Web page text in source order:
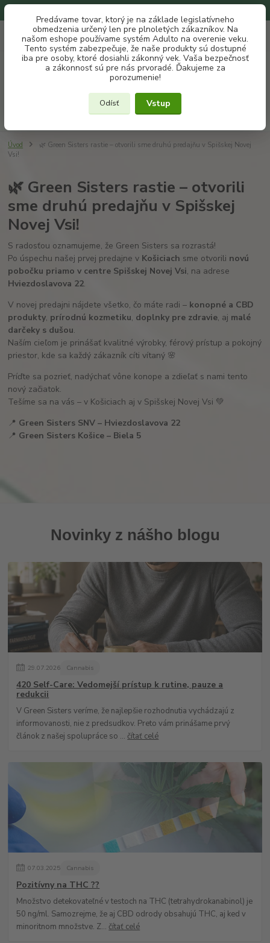
Predávame tovar, ktorý je na základe legislatívneho
obmedzenia určený len pre plnoletých zákazníkov. Na
našom eshope používame systém Adulto na overenie veku.
Tento systém zabezpečuje, že naše produkty sú dostupné
iba pre osoby, ktoré dosiahli zákonný vek. Vaša bezpečnosť
a zákonnosť sú pre nás prvoradé. Ďakujeme za
porozumenie!
Odísť Vstup
EUR
+421 907 302 607
(Po-Pia, 10 -18 hod.)
za€ 0
Úvod
🌿 Green Sisters rastie – otvorili sme druhú predajňu v Spišskej Novej
Vsi!
🌿 Green Sisters rastie – otvorili
sme druhú predajňu v Spišskej
Novej Vsi!
S radosťou oznamujeme, že Green Sisters sa rozrastá!
Po úspechu našej prvej predajne v Košiciach sme otvorili novú
pobočku priamo v centre Spišskej Novej Vsi, na adrese
Hviezdoslavova 22.
V novej predajni nájdete všetko, čo máte radi – konopné a CBD
produkty, prírodnú kozmetiku, doplnky pre zdravie, aj malé
darčeky s dušou.
Naším cieľom je prinášať kvalitné výrobky, férový prístup a pokojný
priestor, kde sa každý zákazník cíti vítaný 🌸
Príďte sa pozrieť, nadýchať vône konope a zdieľať s nami tento
nový začiatok.
Tešíme sa na vás – v Košiciach aj v Spišskej Novej Vsi 💚
📍 Green Sisters SNV – Hviezdoslavova 22
📍 Green Sisters Košice – Biela 5
Novinky z nášho blogu
29.07.2026 Cannabis
420 Self-Care: Vedomejší prístup k rutine, pauze a
redukcii
V Green Sisters veríme, že najlepšie rozhodnutia vychádzajú z
informovanosti, nie z predsudkov. Preto vám prinášame prvý
článok z našej spolupráce so ... čítať celé
07.03.2025 Cannabis
Pozitívny na THC ??
Množstvo detekovateľné v testoch na THC (tetrahydrokanabinol) je
50 ng/ml. Samozrejme, že aj CBD odrody obsahujú THC, aj ked v
minoritnom množstve. Z... čítať celé